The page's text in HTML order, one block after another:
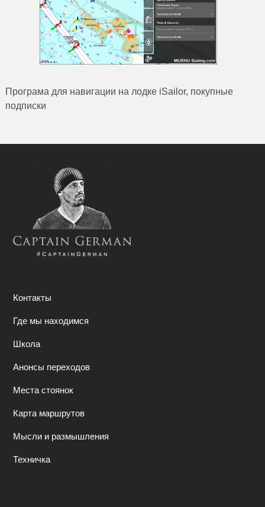
Програма для навигации на лодке iSailor, покупные
подписки
Контакты
Где мы находимся
Школа
Анонсы переходов
Места стоянок
Карта маршрутов
Мысли и размышления
Техничка